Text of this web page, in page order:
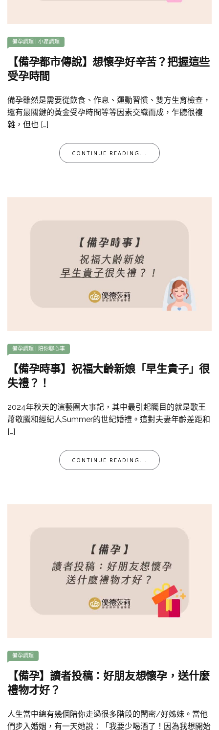
備孕調理 小產調理
【備孕都市傳說】想懷孕好辛苦？把握這些
受孕時間
備孕雖然是需要從飲食、作息、運動習慣、雙方生育檢查，
還有最關鍵的黃金受孕時間等等因素交織而成，乍聽很複
雜，但也 […]
CONTINUE READING...
備孕調理 陪你聊心事
【備孕時事】祝福大齡新娘「早生貴子」很
失禮？！
2024年秋天的演藝圈大事記，其中最引起矚目的就是歌王
蕭敬騰和經紀人Summer的世紀婚禮。這對夫妻年齡差距和
[…]
CONTINUE READING...
備孕調理
【備孕】讀者投稿：好朋友想懷孕，送什麼
禮物才好？
人生當中總有幾個陪你走過很多階段的閨密/好姊妹。當他
們步入婚姻，有一天她說：「我要少喝酒了！因為我想開始